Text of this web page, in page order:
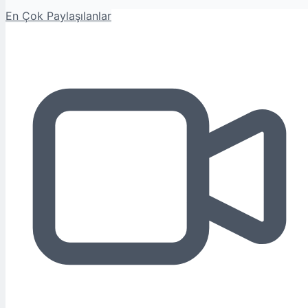
En Çok Paylaşılanlar